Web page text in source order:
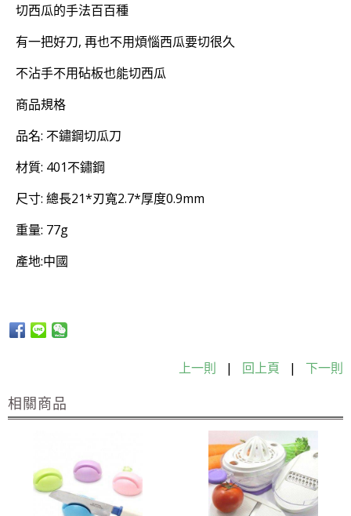
切西瓜的手法百百種
有一把好刀, 再也不用煩惱西瓜要切很久
不沾手不用砧板也能切西瓜
商品規格
品名: 不鏽鋼切瓜刀
材質: 401不鏽鋼
尺寸: 總長21*刃寬2.7*厚度0.9mm
重量: 77g
產地:中國
上一則 | 回上頁 | 下一則
相關商品